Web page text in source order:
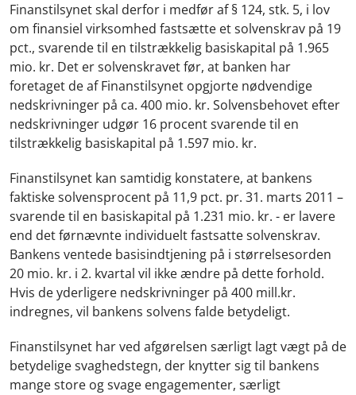
Finanstilsynet skal derfor i medfør af § 124, stk. 5, i lov
om finansiel virksomhed fastsætte et solvenskrav på 19
pct., svarende til en tilstrækkelig basiskapital på 1.965
mio. kr. Det er solvenskravet før, at banken har
foretaget de af Finanstilsynet opgjorte nødvendige
nedskrivninger på ca. 400 mio. kr. Solvensbehovet efter
nedskrivninger udgør 16 procent svarende til en
tilstrækkelig basiskapital på 1.597 mio. kr.
Finanstilsynet kan samtidig konstatere, at bankens
faktiske solvensprocent på 11,9 pct. pr. 31. marts 2011 –
svarende til en basiskapital på 1.231 mio. kr. - er lavere
end det førnævnte individuelt fastsatte solvenskrav.
Bankens ventede basisindtjening på i størrelsesorden
20 mio. kr. i 2. kvartal vil ikke ændre på dette forhold.
Hvis de yderligere nedskrivninger på 400 mill.kr.
indregnes, vil bankens solvens falde betydeligt.
Finanstilsynet har ved afgørelsen særligt lagt vægt på de
betydelige svaghedstegn, der knytter sig til bankens
mange store og svage engagementer, særligt